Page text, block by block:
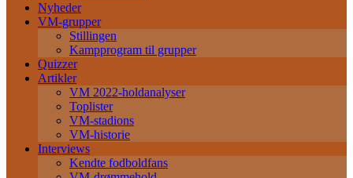
Nyheder
VM-grupper
Stillingen
Kampprogram til grupper
Quizzer
Artikler
VM 2022-holdanalyser
Toplister
VM-stadions
VM-historie
Interviews
Kendte fodboldfans